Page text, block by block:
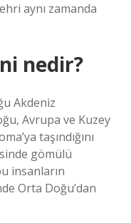
aynı zamanda
nedir?
Akdeniz
Avrupa ve Kuzey
taşındığını
gömülü
insanların
Orta Doğu’dan